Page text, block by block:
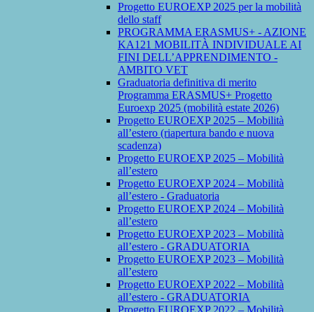
Progetto EUROEXP 2025 per la mobilità
dello staff
PROGRAMMA ERASMUS+ - AZIONE
KA121 MOBILITÀ INDIVIDUALE AI
FINI DELL’APPRENDIMENTO -
AMBITO VET
Graduatoria definitiva di merito
Programma ERASMUS+ Progetto
Euroexp 2025 (mobilità estate 2026)
Progetto EUROEXP 2025 – Mobilità
all’estero (riapertura bando e nuova
scadenza)
Progetto EUROEXP 2025 – Mobilità
all’estero
Progetto EUROEXP 2024 – Mobilità
all’estero - Graduatoria
Progetto EUROEXP 2024 – Mobilità
all’estero
Progetto EUROEXP 2023 – Mobilità
all’estero - GRADUATORIA
Progetto EUROEXP 2023 – Mobilità
all’estero
Progetto EUROEXP 2022 – Mobilità
all’estero - GRADUATORIA